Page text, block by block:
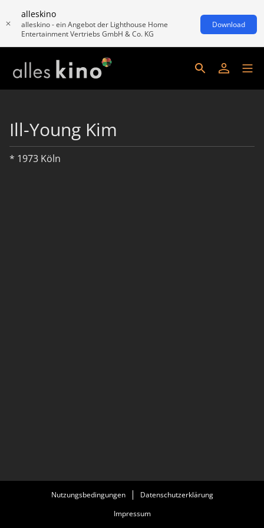
alleskino
alleskino - ein Angebot der Lighthouse Home
Entertainment Vertriebs GmbH & Co. KG
Download
Ill-Young Kim
* 1973 Köln
Nutzungsbedingungen
Datenschutzerklärung
Impressum